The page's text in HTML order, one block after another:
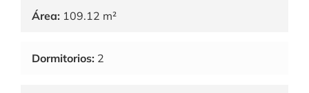
Área: 109.12 m²
Dormitorios: 2